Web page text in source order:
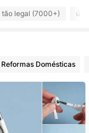
tão legal (7000+) útil
Domésticas